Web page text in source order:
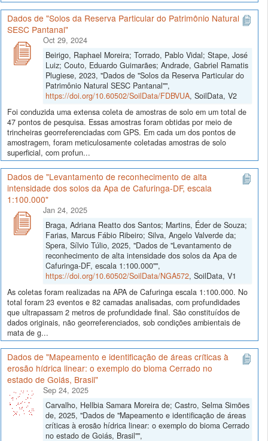
Dados de "Solos da Reserva Particular do Patrimônio Natural
SESC Pantanal"
Oct 29, 2024
Beirigo, Raphael Moreira; Torrado, Pablo Vidal; Stape, José
Luiz; Couto, Eduardo Guimarães; Andrade, Gabriel Ramatis
Plugiese, 2023, "Dados de "Solos da Reserva Particular do
Patrimônio Natural SESC Pantanal"",
https://doi.org/10.60502/SoilData/FDBVUA, SoilData, V2
Foi conduzida uma extensa coleta de amostras de solo em um total de
47 pontos de pesquisa. Essas amostras foram obtidas por meio de
trincheiras georreferenciadas com GPS. Em cada um dos pontos de
amostragem, foram meticulosamente coletadas amostras de solo
superficial, com profun...
Dados de "Levantamento de reconhecimento de alta
intensidade dos solos da Apa de Cafuringa-DF, escala
1:100.000"
Jan 24, 2025
Braga, Adriana Reatto dos Santos; Martins, Éder de Souza;
Farias, Marcus Fábio Ribeiro; Silva, Angelo Valverde da;
Spera, Sílvio Túlio, 2025, "Dados de "Levantamento de
reconhecimento de alta intensidade dos solos da Apa de
Cafuringa-DF, escala 1:100.000"",
https://doi.org/10.60502/SoilData/NGA572, SoilData, V1
As coletas foram realizadas na APA de Cafuringa escala 1:100.000. No
total foram 23 eventos e 82 camadas analisadas, com profundidades
que ultrapassam 2 metros de profundidade final. São constituídos de
dados originais, não georreferenciados, sob condições ambientais de
mata de g...
Dados de "Mapeamento e identificação de áreas críticas à
erosão hídrica linear: o exemplo do bioma Cerrado no
estado de Goiás, Brasil"
Sep 24, 2025
Carvalho, Hellbia Samara Moreira de; Castro, Selma Simões
de, 2025, "Dados de "Mapeamento e identificação de áreas
críticas à erosão hídrica linear: o exemplo do bioma Cerrado
no estado de Goiás, Brasil"",